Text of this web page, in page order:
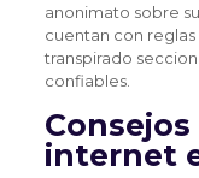
anonimato sobre
cuentan con
transpirado
confiables.
internet